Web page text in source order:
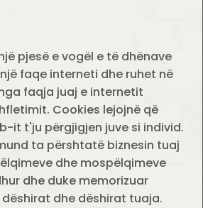
pjesë e vogël e të dhënave
faqe interneti dhe ruhet në
faqja juaj e internetit
Cookies lejojnë që
it t'ju përgjigjen juve si individ.
ta përshtatë biznesin tuaj
dhe mospëlqimeve
dhe duke memorizuar
dhe dëshirat tuaja.